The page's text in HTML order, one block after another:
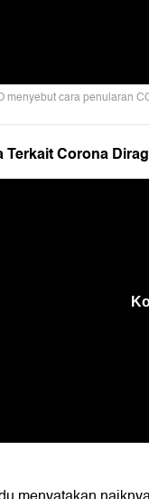
menyebut cara penularan
Terkait Corona